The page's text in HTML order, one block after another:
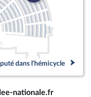
dans l'hémicycle
nationale.fr